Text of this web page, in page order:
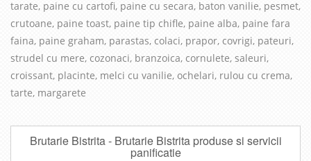
tarate, paine cu cartofi, paine cu secara, baton vanilie, pesmet,
crutoane, paine toast, paine tip chifle, paine alba, paine fara
faina, paine graham, parastas, colaci, prapor, covrigi, pateuri,
strudel cu mere, cozonaci, branzoica, cornulete, saleuri,
croissant, placinte, melci cu vanilie, ochelari, rulou cu crema,
tarte, margarete
Brutarie Bistrita - Brutarie Bistrita produse si servicii
panificatie